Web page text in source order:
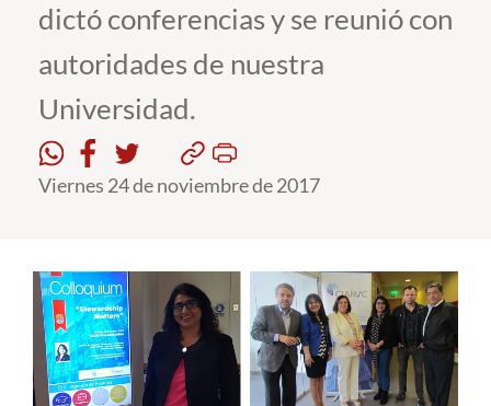
Funcionarios
Alumni
English
dictó conferencias y se reunió con
autoridades de nuestra
Universidad.
Viernes 24 de noviembre de 2017